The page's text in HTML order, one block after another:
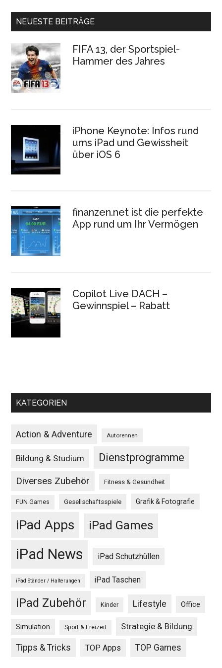
NEUESTE BEITRÄGE
FIFA 13, der Sportspiel-
Hammer des Jahres
iPhone Keynote: Infos rund
ums iPad und Gewissheit
über iOS 6
finanzen.net ist die perfekte
App rund um Ihr Vermögen
Copilot Live DACH –
Gewinnspiel – Rabatt
KATEGORIEN
Action & Adventure Autorennen
Bildung & Studium Dienstprogramme
Diverses Zubehör Fitness & Gesundheit
FUN Games Gesellschaftsspiele Grafik & Fotografie
iPad Apps iPad Games
iPad News iPad Schutzhüllen
iPad Ständer / Halterungen iPad Taschen
iPad Zubehör Kinder Lifestyle Office
Simulation Sport & Freizeit Strategie & Bildung
Tipps & Tricks TOP Apps TOP Games